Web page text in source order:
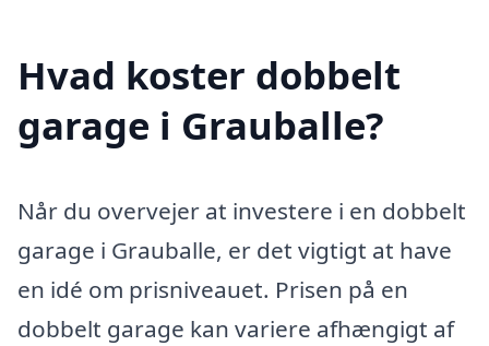
Hvad koster dobbelt
garage i Grauballe?
Når du overvejer at investere i en dobbelt
garage i Grauballe, er det vigtigt at have
en idé om prisniveauet. Prisen på en
dobbelt garage kan variere afhængigt af